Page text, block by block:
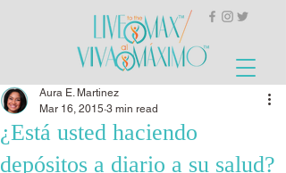
¿Está usted haciendo
depósitos a diario a su salud?
Aura E. Martinez
Mar 16, 2015 3 min read